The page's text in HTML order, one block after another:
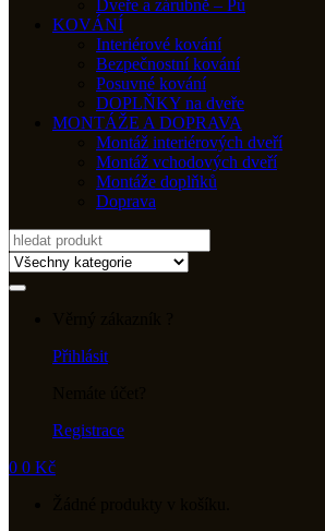
Dveře a zárubně – Pú
KOVÁNÍ
Interiérové kování
Bezpečnostní kování
Posuvné kování
DOPLŇKY na dveře
MONTÁŽE A DOPRAVA
Montáž interiérových dveří
Montáž vchodových dveří
Montáže doplňků
Doprava
Search
for:
Přihlásit
Registrace
0 0 Kč